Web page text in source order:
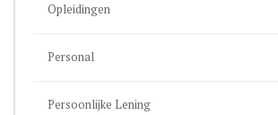
Opleidingen
Personal
Persoonlijke Lening